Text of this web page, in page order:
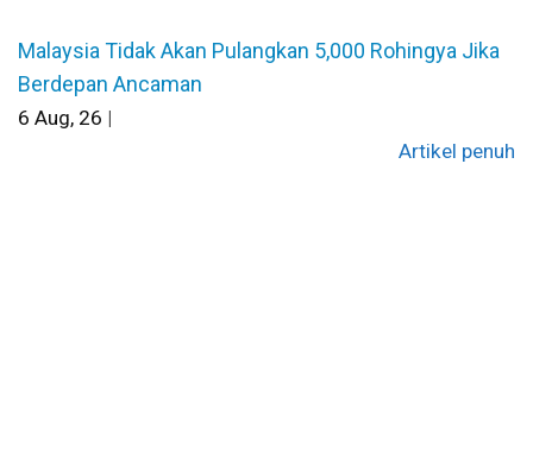
Malaysia Tidak Akan Pulangkan 5,000 Rohingya Jika
Berdepan Ancaman
6 Aug, 26 |
Artikel penuh